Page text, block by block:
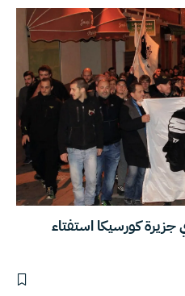
كورسيكا استفتاء